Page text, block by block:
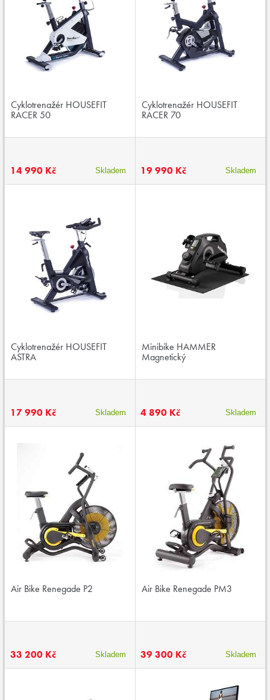
Cyklotrenažér HOUSEFIT
RACER 50
14 990 Kč Skladem
Cyklotrenažér HOUSEFIT
RACER 70
19 990 Kč Skladem
Cyklotrenažér HOUSEFIT
ASTRA
17 990 Kč Skladem
Minibike HAMMER
Magnetický
4 890 Kč Skladem
Air Bike Renegade P2
33 200 Kč Skladem
Air Bike Renegade PM3
39 300 Kč Skladem